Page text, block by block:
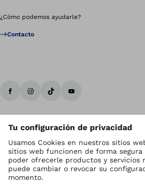
¿Cómo podemos ayudarle?
Contacto